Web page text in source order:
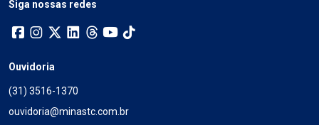
Siga nossas redes
Ouvidoria
(31) 3516-1370
ouvidoria@minastc.com.br